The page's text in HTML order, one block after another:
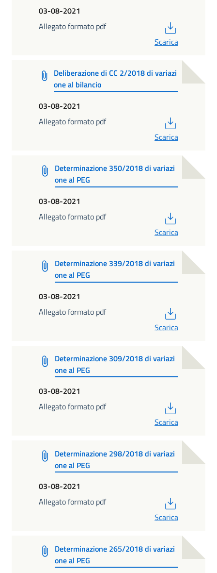
03-08-2021
Allegato formato pdf
Scarica
Deliberazione di CC 2/2018 di variazi
one al bilancio
03-08-2021
Allegato formato pdf
Scarica
Determinazione 350/2018 di variazi
one al PEG
03-08-2021
Allegato formato pdf
Scarica
Determinazione 339/2018 di variazi
one al PEG
03-08-2021
Allegato formato pdf
Scarica
Determinazione 309/2018 di variazi
one al PEG
03-08-2021
Allegato formato pdf
Scarica
Determinazione 298/2018 di variazi
one al PEG
03-08-2021
Allegato formato pdf
Scarica
Determinazione 265/2018 di variazi
one al PEG